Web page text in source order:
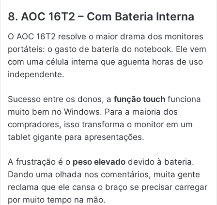
8. AOC 16T2 – Com Bateria Interna
O AOC 16T2 resolve o maior drama dos monitores
portáteis: o gasto de bateria do notebook. Ele vem
com uma célula interna que aguenta horas de uso
independente.
Sucesso entre os donos, a função touch funciona
muito bem no Windows. Para a maioria dos
compradores, isso transforma o monitor em um
tablet gigante para apresentações.
A frustração é o peso elevado devido à bateria.
Dando uma olhada nos comentários, muita gente
reclama que ele cansa o braço se precisar carregar
por muito tempo na mão.